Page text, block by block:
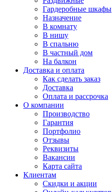
Гардеробные шкафы
Назначение
В комнату
В нишу
В спальню
В частный дом
На балкон
Доставка и оплата
Как сделать заказ
Доставка
Оплата и рассрочка
О компании
Производство
Гарантия
Портфолио
Отзывы
Реквизиты
Вакансии
Карта сайта
Клиентам
Скидки и акции